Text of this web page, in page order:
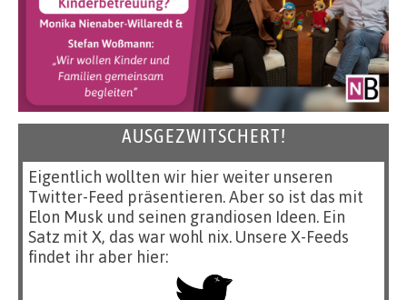
AUSGEZWITSCHERT!
Eigentlich wollten wir hier weiter unseren
Twitter-Feed präsentieren. Aber so ist das mit
Elon Musk und seinen grandiosen Ideen. Ein
Satz mit X, das war wohl nix. Unsere X-Feeds
findet ihr aber hier: